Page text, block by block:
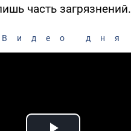
часть загрязнений.
Видео дня